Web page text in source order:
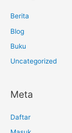
Berita
Blog
Buku
Uncategorized
Meta
Daftar